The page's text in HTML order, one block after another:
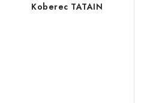
Koberec TATAIN